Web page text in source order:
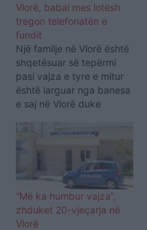
Vlorë, babai mes lotësh
tregon telefonatën e
fundit
Një familje në Vlorë është
shqetësuar së tepërmi
pasi vajza e tyre e mitur
është larguar nga banesa
e saj në Vlorë duke
familjarët tre ditë më
deklaratë për mediat bën
apel që të ndihmojnë në
gjetjen e vajzës së tij…
“Më ka humbur vajza”,
zhduket 20-vjeçarja në
Vlorë